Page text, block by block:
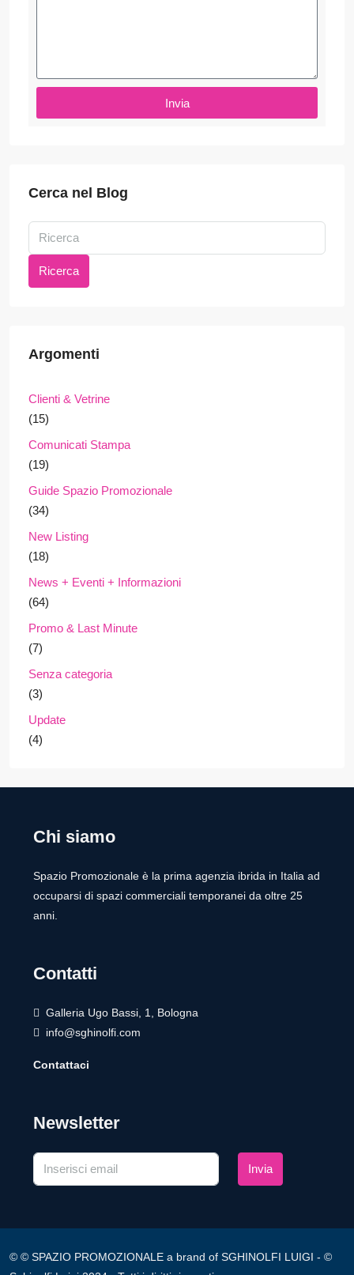
Invia
Cerca nel Blog
Ricerca
Argomenti
Clienti & Vetrine
(15)
Comunicati Stampa
(19)
Guide Spazio Promozionale
(34)
New Listing
(18)
News + Eventi + Informazioni
(64)
Promo & Last Minute
(7)
Senza categoria
(3)
Update
(4)
Chi siamo
Spazio Promozionale è la prima agenzia ibrida in Italia ad
occuparsi di spazi commerciali temporanei da oltre 25
anni.
Contatti
Galleria Ugo Bassi, 1, Bologna
info@sghinolfi.com
Contattaci
Newsletter
Invia
© © SPAZIO PROMOZIONALE a brand of SGHINOLFI LUIGI - ©